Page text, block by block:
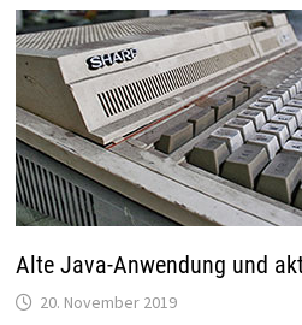
Alte Java-Anwendung und
20. November 2019